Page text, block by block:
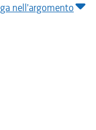
nell'argomento